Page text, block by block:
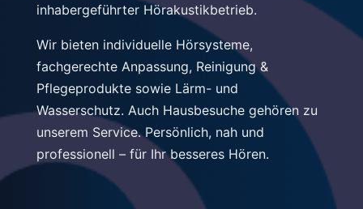
inhabergeführter Hörakustikbetrieb.
Wir bieten individuelle Hörsysteme,
fachgerechte Anpassung, Reinigung &
Pflegeprodukte sowie Lärm- und
Wasserschutz. Auch Hausbesuche gehören zu
unserem Service. Persönlich, nah und
professionell – für Ihr besseres Hören.